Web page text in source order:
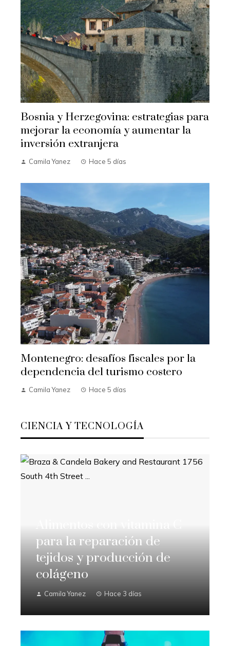
Bosnia y Herzegovina: estrategias para
mejorar la economía y aumentar la
inversión extranjera
Camila Yanez Hace 5 días
Montenegro: desafíos fiscales por la
dependencia del turismo costero
Camila Yanez Hace 5 días
CIENCIA Y TECNOLOGÍA
para la reparación de
tejidos y producción de
colágeno
Camila Yanez Hace 3 días